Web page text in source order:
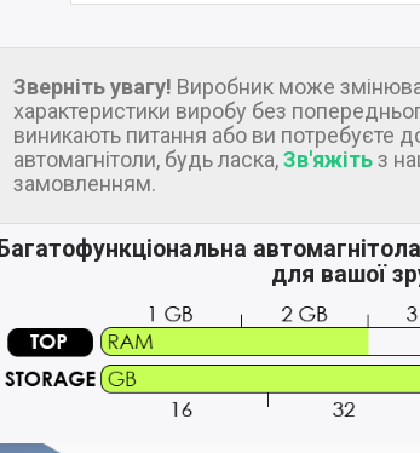
Зверніть увагу! Виробник може
характеристики виробу без
виникають питання або ви потребуєте
автомагнітоли, будь ласка,Зв'яжітьз
замовленням.
Багатофункціональна
для вашої